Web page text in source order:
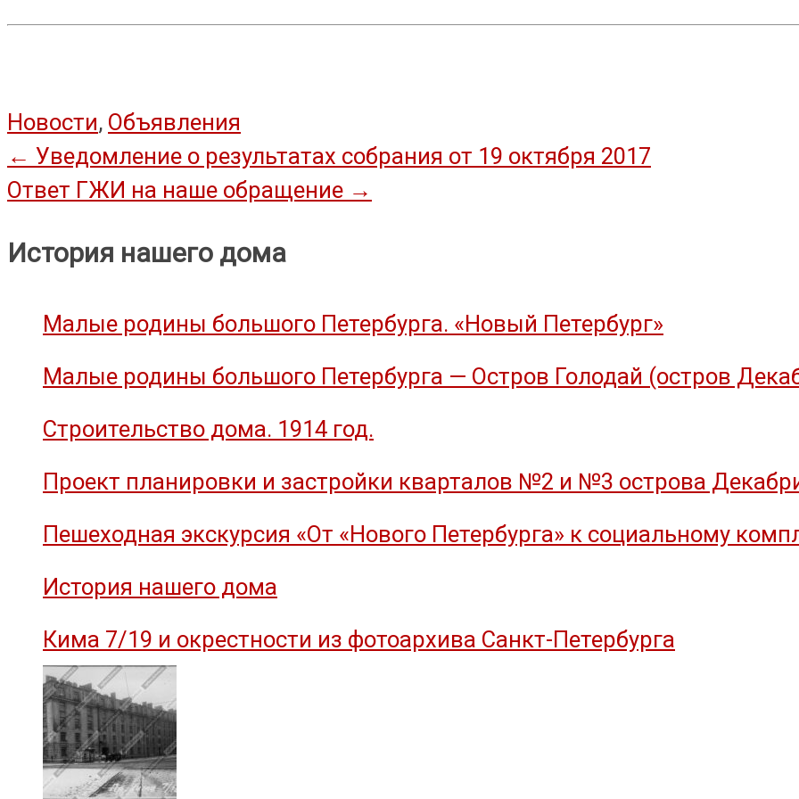
Новости, Объявления
Навигация
по
записям
← Уведомление о результатах собрания от 19 октября 2017
Ответ ГЖИ на наше обращение →
История нашего дома
Малые родины большого Петербурга. «Новый Петербург»
Малые родины большого Петербурга — Остров Голодай (остров
Строительство дома. 1914 год.
Проект планировки и застройки кварталов №2 и №3 острова
Пешеходная экскурсия «От «Нового Петербурга» к социальному
История нашего дома
Кима 7/19 и окрестности из фотоархива Санкт-Петербурга